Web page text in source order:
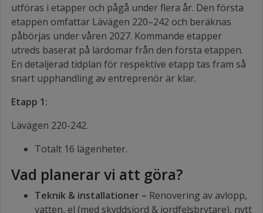
utföras i etapper och pågå under flera år. Den första
etappen omfattar Lävägen 220–242 och beräknas
påbörjas under våren 2027. Kommande etapper
utreds baserat på lärdomar från den första etappen.
En detaljerad tidplan för respektive etapp tas fram så
snart upphandling av entreprenör är klar.
Etapp 1:
Lävägen 220-242.
Totalt 16 lägenheter.
Vad planerar vi att göra?
Teknik & installationer – Renovering av avlopp,
vatten, el (med skyddsjord & jordfelsbrytare), nytt